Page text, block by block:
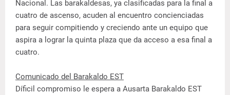
Nacional. Las barakaldesas, ya clasificadas para la final a
cuatro de ascenso, acuden al encuentro concienciadas
para seguir compitiendo y creciendo ante un equipo que
aspira a lograr la quinta plaza que da acceso a esa final a
cuatro.
Comunicado del Barakaldo EST
Díficil compromiso le espera a Ausarta Barakaldo EST